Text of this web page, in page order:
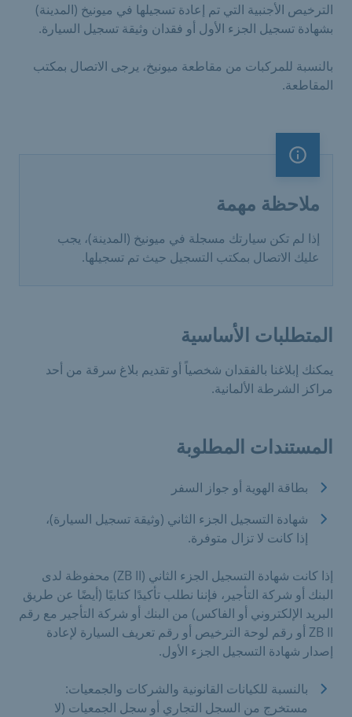
الترخيص الأجنبية التي تم إعادة تسجيلها في ميونيخ (المدينة)
بشهادة تسجيل الجزء الأول أو فقدان وثيقة تسجيل السيارة.
بالنسبة للمركبات من مقاطعة ميونيخ، يرجى الاتصال بمكتب
المقاطعة.
ملاحظة مهمة
ملاحظة مهمة
إذا لم تكن سيارتك مسجلة في ميونيخ (المدينة)، يجب
عليك الاتصال بمكتب التسجيل حيث تم تسجيلها.
المتطلبات الأساسية
يمكنك إبلاغنا بالفقدان شخصياً أو تقديم بلاغ سرقة من أحد
مراكز الشرطة الألمانية.
المستندات المطلوبة
بطاقة الهوية أو جواز السفر
شهادة التسجيل الجزء الثاني (وثيقة تسجيل السيارة)،
إذا كانت لا تزال متوفرة.
إذا كانت شهادة التسجيل الجزء الثاني (ZB II) محفوظة لدى
البنك أو شركة التأجير، فإننا نطلب تأكيدًا كتابيًا (أيضًا عن طريق
البريد الإلكتروني أو الفاكس) من البنك أو شركة التأجير مع رقم
ZB II أو رقم لوحة الترخيص أو رقم تعريف السيارة لإعادة
إصدار شهادة التسجيل الجزء الأول.
بالنسبة للكيانات القانونية والشركات والجمعيات:
مستخرج من السجل التجاري أو سجل الجمعيات (لا